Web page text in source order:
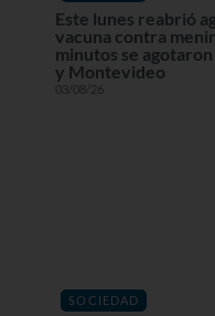
Este lunes reabrió
vacuna contra
minutos se
y Montevideo
03/08/26
SOCIEDAD